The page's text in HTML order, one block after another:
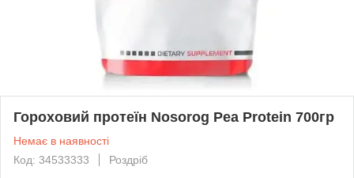
Гороховий протеїн Nosorog Pea Protein 700гр
Немає в наявності
Код: 34533333
Роздріб